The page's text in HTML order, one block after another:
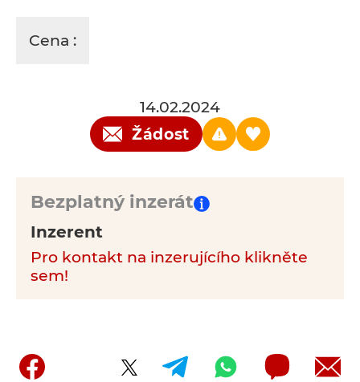
Cena :
14.02.2024
Žádost
Bezplatný inzerát
Inzerent
Pro kontakt na inzerujícího klikněte
sem!